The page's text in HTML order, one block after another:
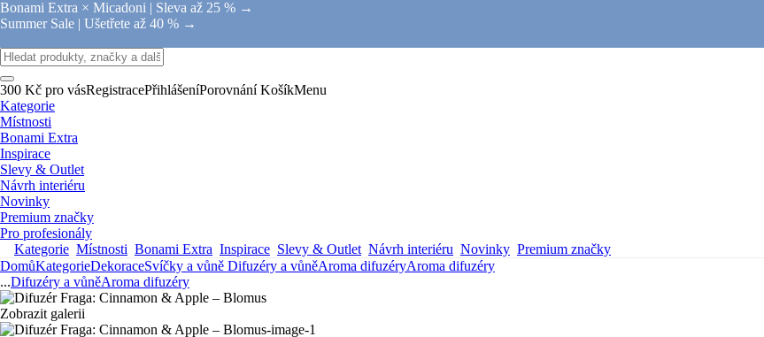
Bonami Extra × Micadoni | Sleva až 25 % →
Summer Sale | Ušetřete až 40 % →
300 Kč pro vásRegistracePřihlášeníPorovnání KošíkMenu
Kategorie
Místnosti
Bonami Extra
Inspirace
Slevy & Outlet
Návrh interiéru
Novinky
Premium značky
Pro profesionály
Kategorie Místnosti Bonami Extra Inspirace Slevy & Outlet Návrh interiéru Novinky Premium značky
DomůKategorieDekoraceSvíčky a vůně Difuzéry a vůněAroma difuzéryAroma difuzéry
...Difuzéry a vůněAroma difuzéry
Zobrazit galerii